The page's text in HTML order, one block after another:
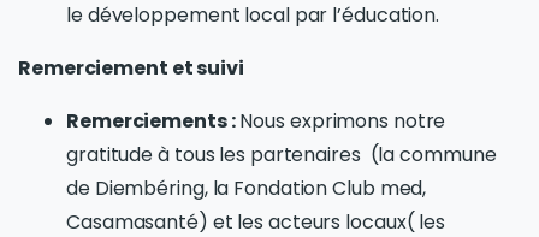
le développement local par l’éducation.
Remerciement et suivi
Remerciements :Nous exprimons notre
gratitude à tous les partenaires (la commune
de Diembéring, la Fondation Club med,
Casamasanté) et les acteurs locaux( les